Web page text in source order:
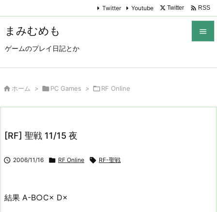
まみむめも
ゲームのプレイ日記とか

Twitter Youtube Twitter  RSS
 ホーム > PC Games > RF Online
[RF] 聖戦 11/15 夜
 2006/11/16  RF Online  RF-聖戦
結果 A-B○C× D×